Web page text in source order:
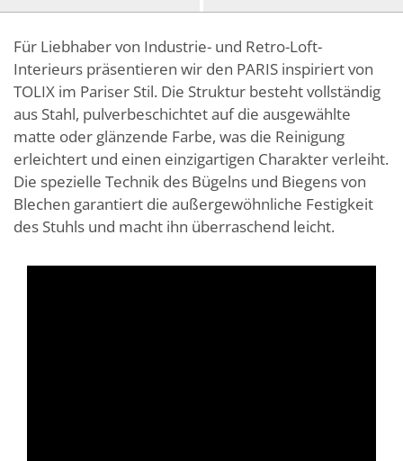
Für Liebhaber von Industrie- und Retro-Loft-
Interieurs präsentieren wir den PARIS inspiriert von
TOLIX im Pariser Stil. Die Struktur besteht vollständig
aus Stahl, pulverbeschichtet auf die ausgewählte
matte oder glänzende Farbe, was die Reinigung
erleichtert und einen einzigartigen Charakter verleiht.
Die spezielle Technik des Bügelns und Biegens von
Blechen garantiert die außergewöhnliche Festigkeit
des Stuhls und macht ihn überraschend leicht.